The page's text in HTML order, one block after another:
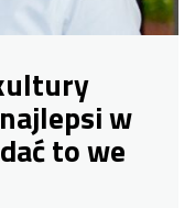
w
to we